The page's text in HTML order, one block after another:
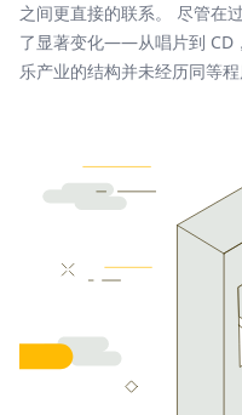
之间更直接的联系。 尽管在
了显著变化——从唱片到 CD
乐产业的结构并未经历同等